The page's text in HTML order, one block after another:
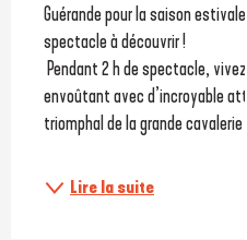
Guérande pour la saison
spectacle à découvrir !
envoûtant avec d’incroyable
triomphal de la grande cavalerie
Lire la suite